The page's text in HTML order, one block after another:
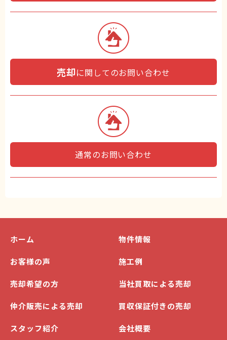
売却に関してのお問い合わせ
通常のお問い合わせ
ホーム 物件情報
お客様の声 施工例
売却希望の方 当社買取による売却
仲介販売による売却 買収保証付きの売却
スタッフ紹介 会社概要